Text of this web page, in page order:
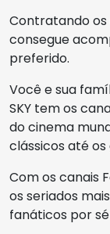
Contratando os
consegue
preferido.
Você e sua
SKY tem os
do cinema
clássicos até
Com os canais
os seriados
fanáticos por